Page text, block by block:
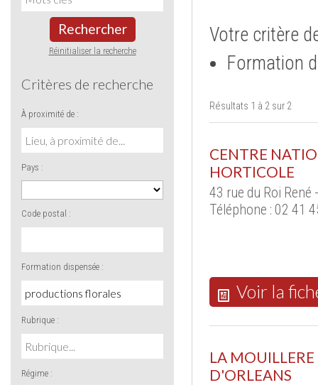
Rechercher
Réinitialiser la recherche
Critères de recherche
À proximité de :
Pays :
Code postal :
Formation dispensée :
Rubrique :
Régime :
Votre critère
Formation
Résultats 1 à 2 sur 2
CENTRE
HORTICOLE
43 rue du Roi René
Téléphone : 02 41
Voir la
LA
D'ORLEANS